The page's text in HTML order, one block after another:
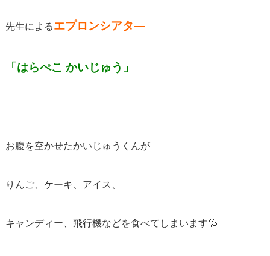
先生によるエプロンシアタ―
「はらぺこ かいじゅう」
お腹を空かせたかいじゅうくんが
りんご、ケーキ、アイス、
キャンディー、飛行機などを食べてしまいます💦